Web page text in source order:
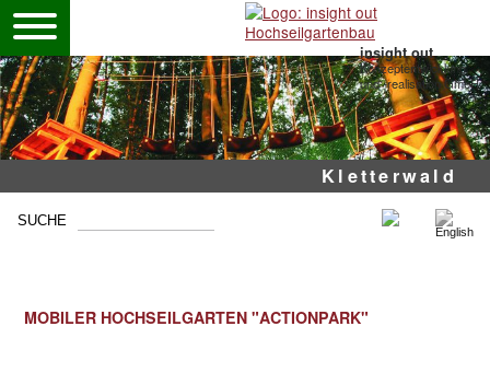
insight out
Konzeptentwicklung
und -realisation GmbH
Ropes
Kletterwald
Mastseilgarten
Mobile Seilgärten
MOBILER HOCHSEILGARTEN "ACTIONPARK"